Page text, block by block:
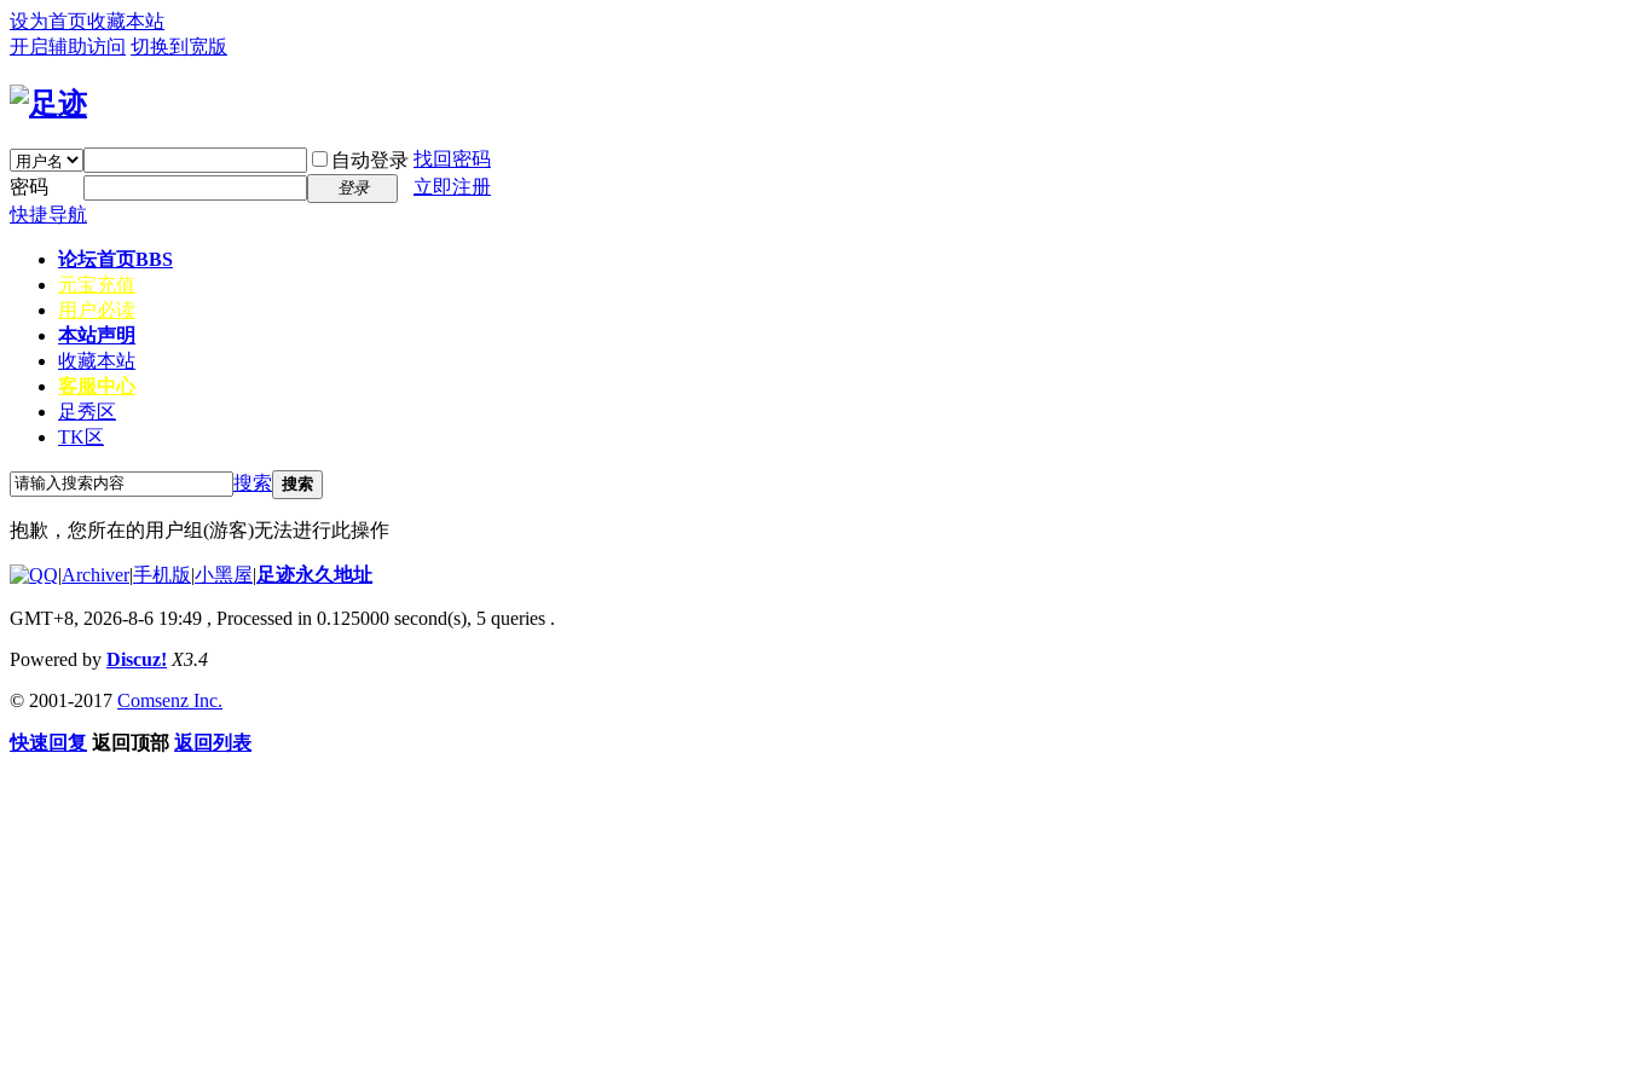
设为首页收藏本站
开启辅助访问 切换到宽版
自动登录 找回密码
密码
登录
立即注册
快捷导航
论坛首页BBS
元宝充值
用户必读
本站声明
收藏本站
客服中心
足秀区
TK区
搜索 搜索
抱歉，您所在的用户组(游客)无法进行此操作
|Archiver|手机版|小黑屋|足迹永久地址
GMT+8, 2026-8-6 19:49 , Processed in 0.125000 second(s), 5 queries .
Powered by Discuz! X3.4
© 2001-2017 Comsenz Inc.
快速回复 返回顶部 返回列表